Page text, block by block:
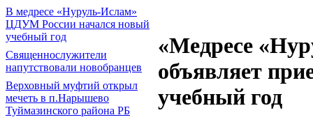
В медресе «Нуруль-Ислам»
ЦДУМ России начался новый
учебный год
Священнослужители
напутствовали новобранцев
Верховный муфтий открыл
мечеть в п.Нарышево
Туймазинского района РБ
«Медресе
объявляет
учебный год